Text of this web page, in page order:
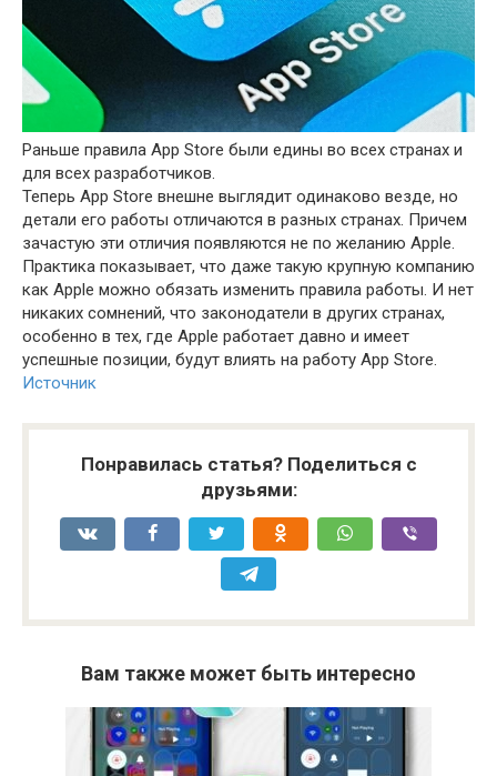
Раньше правила App Store были едины во всех странах и
для всех разработчиков.
Теперь App Store внешне выглядит одинаково везде, но
детали его работы отличаются в разных странах. Причем
зачастую эти отличия появляются не по желанию Apple.
Практика показывает, что даже такую крупную компанию
как Apple можно обязать изменить правила работы. И нет
никаких сомнений, что законодатели в других странах,
особенно в тех, где Apple работает давно и имеет
успешные позиции, будут влиять на работу App Store.
Источник
Понравилась статья? Поделиться с
друзьями:
Вам также может быть интересно